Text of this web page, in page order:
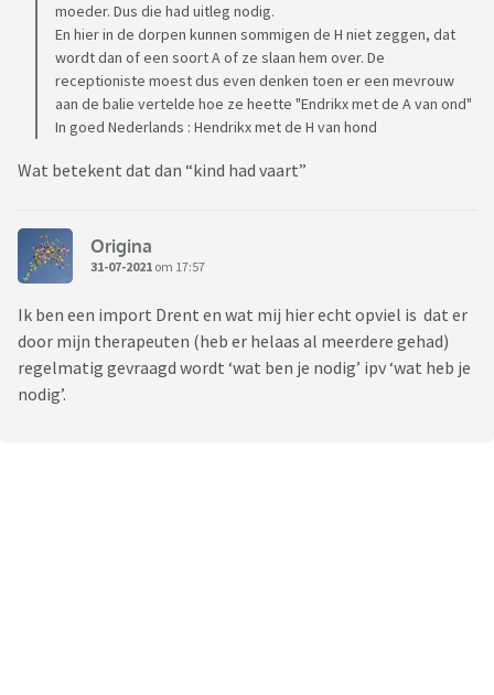
moeder. Dus die had uitleg nodig.
En hier in de dorpen kunnen sommigen de H niet zeggen, dat
wordt dan of een soort A of ze slaan hem over. De
receptioniste moest dus even denken toen er een mevrouw
aan de balie vertelde hoe ze heette "Endrikx met de A van ond"
In goed Nederlands : Hendrikx met de H van hond
Wat betekent dat dan “kind had vaart”
Origina
31-07-2021 om 17:57
Ik ben een import Drent en wat mij hier echt opviel is dat er
door mijn therapeuten (heb er helaas al meerdere gehad)
regelmatig gevraagd wordt ‘wat ben je nodig’ ipv ‘wat heb je
nodig’.